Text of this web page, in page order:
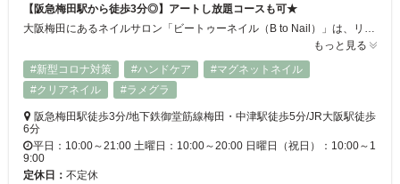
【阪急梅田駅から徒歩3分◎】アートし放題コースも可★
大阪梅田にあるネイルサロン「ビートゥーネイル（B to Nail）」は、リラックスできる空間で上質なネイルサービスを提供するサロンです。阪急梅田駅から徒歩3分に位置し、アクセスも良好。忙しい日常の中で、少しの時間を使って心地よく過ごすことができます★
もっと見る
#新型コロナ対策
#ハンドケア
#マグネットネイル
#クリアネイル
#ラメグラ
阪急梅田駅徒歩3分/地下鉄御堂筋線梅田・中津駅徒歩5分/JR大阪駅徒歩
6分
平日：10:00～21:00 土曜日：10:00～20:00 日曜日（祝日）：10:00～1
9:00
定休日： 不定休